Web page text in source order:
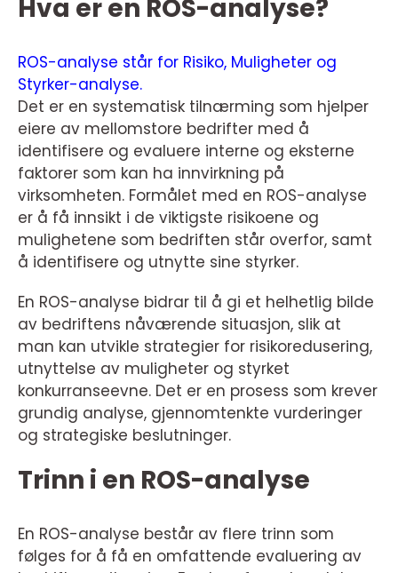
Hva er en ROS-analyse?
ROS-analyse står for Risiko, Muligheter og
Styrker-analyse.
Det er en systematisk tilnærming som hjelper
eiere av mellomstore bedrifter med å
identifisere og evaluere interne og eksterne
faktorer som kan ha innvirkning på
virksomheten. Formålet med en ROS-analyse
er å få innsikt i de viktigste risikoene og
mulighetene som bedriften står overfor, samt
å identifisere og utnytte sine styrker.
En ROS-analyse bidrar til å gi et helhetlig bilde
av bedriftens nåværende situasjon, slik at
man kan utvikle strategier for risikoredusering,
utnyttelse av muligheter og styrket
konkurranseevne. Det er en prosess som krever
grundig analyse, gjennomtenkte vurderinger
og strategiske beslutninger.
Trinn i en ROS-analyse
En ROS-analyse består av flere trinn som
følges for å få en omfattende evaluering av